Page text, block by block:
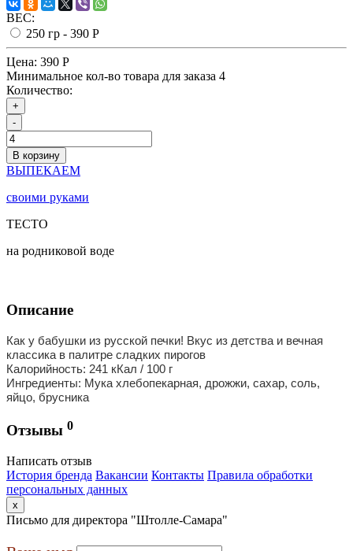
ВЕС:
250 гр - 390 Р
Цена: 390 Р
Минимальное кол-во товара для заказа 4
Количество:
+
-
В корзину
ВЫПЕКАЕМ
своими руками
ТЕСТО
на родниковой воде
Описание
Как у бабушки из русской печки! Вкус из детства и вечная
классика в палитре сладких пирогов
Калорийность: 241 кКал / 100 г
Ингредиенты: Мука хлебопекарная, дрожжи, сахар, соль,
яйцо, брусника
Отзывы 0
Написать отзыв
История бренда Вакансии Контакты Правила обработки
персональных данных
x
Письмо для директора "Штолле-Самара"